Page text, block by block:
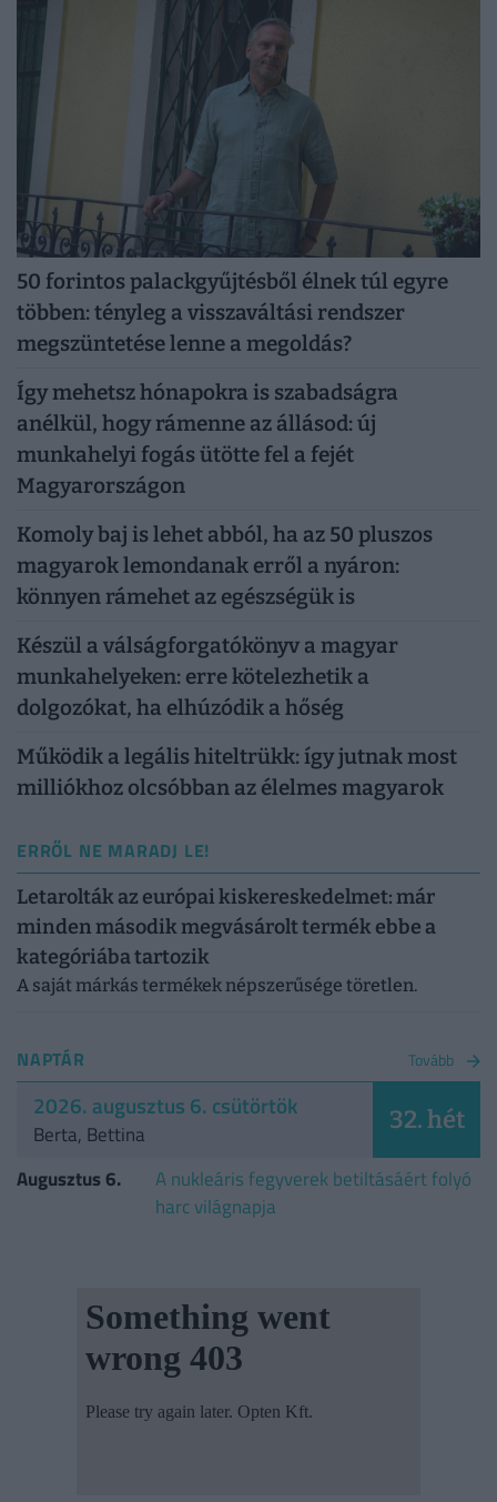
50 forintos palackgyűjtésből élnek túl egyre
többen: tényleg a visszaváltási rendszer
megszüntetése lenne a megoldás?
Így mehetsz hónapokra is szabadságra
anélkül, hogy rámenne az állásod: új
munkahelyi fogás ütötte fel a fejét
Magyarországon
Komoly baj is lehet abból, ha az 50 pluszos
magyarok lemondanak erről a nyáron:
könnyen rámehet az egészségük is
Készül a válságforgatókönyv a magyar
munkahelyeken: erre kötelezhetik a
dolgozókat, ha elhúzódik a hőség
Működik a legális hiteltrükk: így jutnak most
milliókhoz olcsóbban az élelmes magyarok
ERRŐL NE MARADJ LE!
Letarolták az európai kiskereskedelmet: már
minden második megvásárolt termék ebbe a
kategóriába tartozik
A saját márkás termékek népszerűsége töretlen.
NAPTÁR Tovább
2026. augusztus 6. csütörtök
Berta, Bettina 32. hét
Augusztus 6.
A nukleáris fegyverek betiltásáért folyó
harc világnapja